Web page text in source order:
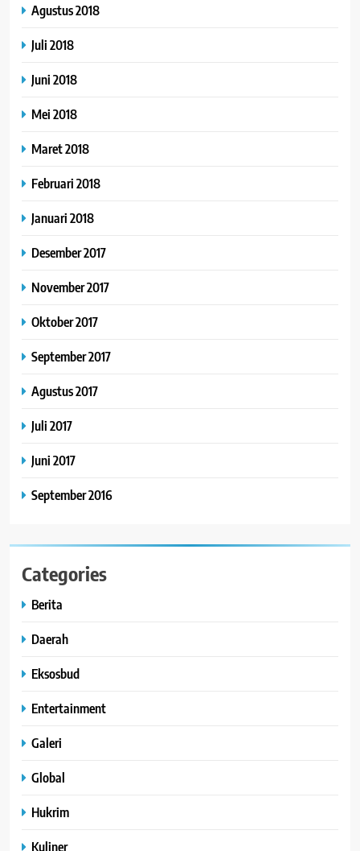
Agustus 2018
Juli 2018
Juni 2018
Mei 2018
Maret 2018
Februari 2018
Januari 2018
Desember 2017
November 2017
Oktober 2017
September 2017
Agustus 2017
Juli 2017
Juni 2017
September 2016
Categories
Berita
Daerah
Eksosbud
Entertainment
Galeri
Global
Hukrim
Kuliner